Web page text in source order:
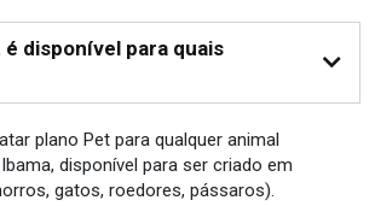
é disponível para quais
plano Pet para qualquer animal
disponível para ser criado em
gatos, roedores, pássaros).